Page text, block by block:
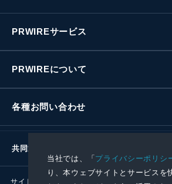
当社では、「プライバシーポリシ
り、本ウェブサイトとサービスを
PRWIREサービス
PRWIREについて
各種お問い合わせ
共同通信社グループ
サイトポリシー プライ